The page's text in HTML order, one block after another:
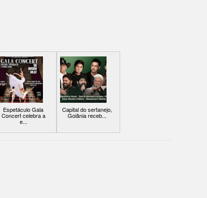
Espetáculo Gala
Concert celebra a
e...
Capital do sertanejo,
Goiânia receb...